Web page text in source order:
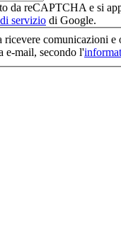
da reCAPTCHA e si
servizio di Google.
ricevere comunicazioni e
e-mail, secondo l'